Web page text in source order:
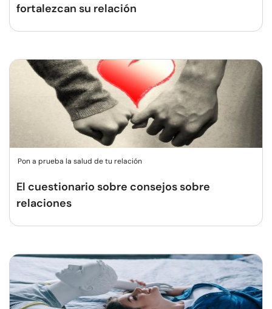
fortalezcan su relación
Pon a prueba la salud de tu relación
El cuestionario sobre consejos sobre
relaciones